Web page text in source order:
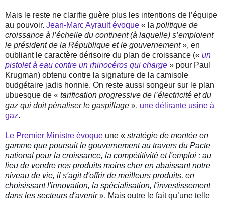
Mais le reste ne clarifie guère plus les intentions de l’équipe
au pouvoir. Jean-Marc Ayrault évoque « la politique de
croissance à l’échelle du continent (à laquelle) s’emploient
le président de la République et le gouvernement», en
oubliant le caractère dérisoire du plan de croissance (« un
pistolet à eau contre un rhinocéros qui charge » pour Paul
Krugman) obtenu contre la signature de la camisole
budgétaire jadis honnie. On reste aussi songeur sur le plan
ubuesque de « tarification progressive de l’électricité et du
gaz qui doit pénaliser le gaspillage », une délirante usine à
gaz.
Le Premier Ministre évoque une « stratégie de montée en
gamme que poursuit le gouvernement au travers du Pacte
national pour la croissance, la compétitivité et l'emploi : au
lieu de vendre nos produits moins cher en abaissant notre
niveau de vie, il s'agit d'offrirde meilleurs produits, en
choisissant l'innovation, la spécialisation, l'investissement
dans les secteurs d'avenir ». Mais outre le fait qu’une telle